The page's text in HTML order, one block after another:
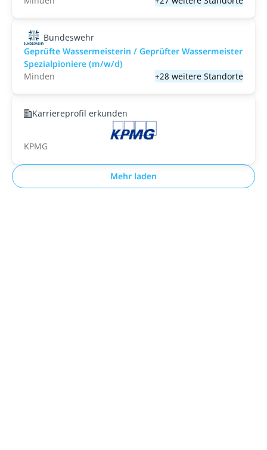
Bundeswehr
Geprüfte Wassermeisterin / Geprüfter Wassermeister
Spezialpioniere (m/w/d)
Minden
+28 weitere Standorte
Karriereprofil erkunden
KPMG
Mehr laden